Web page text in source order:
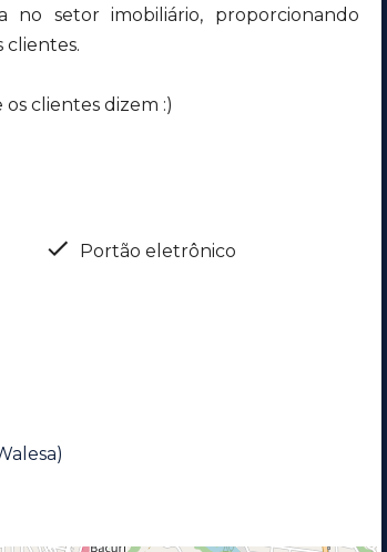
setor imobiliário, proporcionando
clientes.
clientes dizem :)
Portão eletrônico